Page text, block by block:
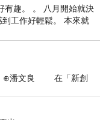
趣。 。 八月開始就決
工作好輕鬆。 本來就
新創